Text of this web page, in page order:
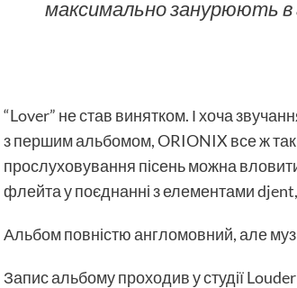
максимально занурюють
“Lover” не став винятком. І хоча
з першим альбомом, ORIONIX все ж
прослуховування пісень можна
флейта у поєднанні з елементами
Альбом повністю англомовний, але
Запис альбому проходив у студії